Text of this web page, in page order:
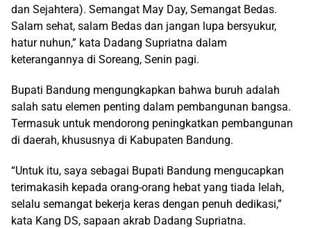
dan Sejahtera). Semangat May Day, Semangat Bedas.
Salam sehat, salam Bedas dan jangan lupa bersyukur,
hatur nuhun,” kata Dadang Supriatna dalam
keterangannya di Soreang, Senin pagi.
Bupati Bandung mengungkapkan bahwa buruh adalah
salah satu elemen penting dalam pembangunan bangsa.
Termasuk untuk mendorong peningkatkan pembangunan
di daerah, khususnya di Kabupaten Bandung.
“Untuk itu, saya sebagai Bupati Bandung mengucapkan
terimakasih kepada orang-orang hebat yang tiada lelah,
selalu semangat bekerja keras dengan penuh dedikasi,”
kata Kang DS, sapaan akrab Dadang Supriatna.